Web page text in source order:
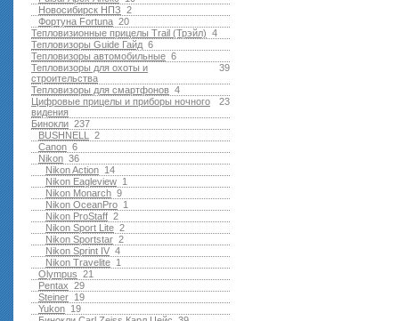
2
Новосибирск НПЗ
20
Фортуна Fortuna
4
Тепловизионные прицелы Trail (Трэйл)
6
Тепловизоры Guide Гайд
6
Тепловизоры автомобильные
39
Тепловизоры для охоты и
строительства
4
Тепловизоры для смартфонов
23
Цифровые прицелы и приборы ночного
видения
237
Бинокли
2
BUSHNELL
6
Canon
36
Nikon
14
Nikon Action
1
Nikon Eagleview
9
Nikon Monarch
1
Nikon OceanPro
2
Nikon ProStaff
2
Nikon Sport Lite
2
Nikon Sportstar
4
Nikon Sprint IV
1
Nikon Travelite
21
Olympus
29
Pentax
19
Steiner
19
Yukon